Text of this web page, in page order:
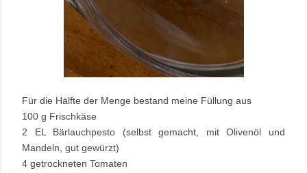
Für die Hälfte der Menge bestand meine Füllung aus
100 g Frischkäse
2 EL Bärlauchpesto (selbst gemacht, mit Olivenöl und
Mandeln, gut gewürzt)
4 getrockneten Tomaten